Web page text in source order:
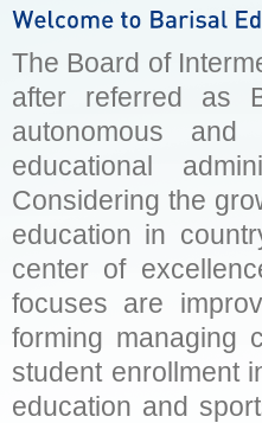
The Board of
after referred as
autonomous
educational
Considering the
education in
center of
focuses are
forming managing
student enrollment
education and